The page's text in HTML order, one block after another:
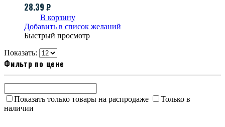
28.39 ₽
В корзину
Добавить в список желаний
Быстрый просмотр
Показать:
Фильтр по цене
Показать только товары на распродаже
Только в
наличии